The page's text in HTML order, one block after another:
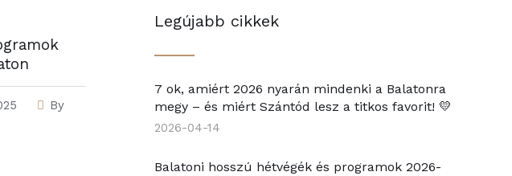
By
Legújabb cikkek
7 ok, amiért 2026 nyarán mindenki a Balatonra
megy – és miért Szántód lesz a titkos favorit! 💛
2026-04-14
Balatoni hosszú hétvégék és programok 2026-